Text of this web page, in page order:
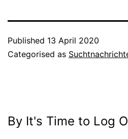
Published 13 April 2020
Categorised as
By It's Time to Log